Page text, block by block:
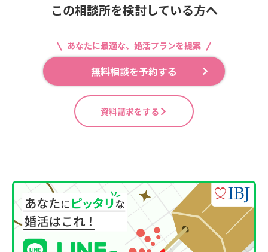
この相談所を検討している方へ
あなたに最適な、婚活プランを提案
無料相談を予約する
資料請求をする